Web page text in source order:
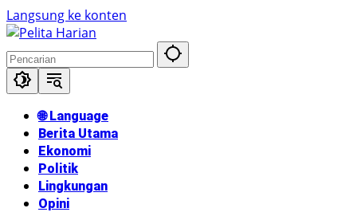
Langsung ke konten
🌐 Language
Berita Utama
Ekonomi
Politik
Lingkungan
Opini